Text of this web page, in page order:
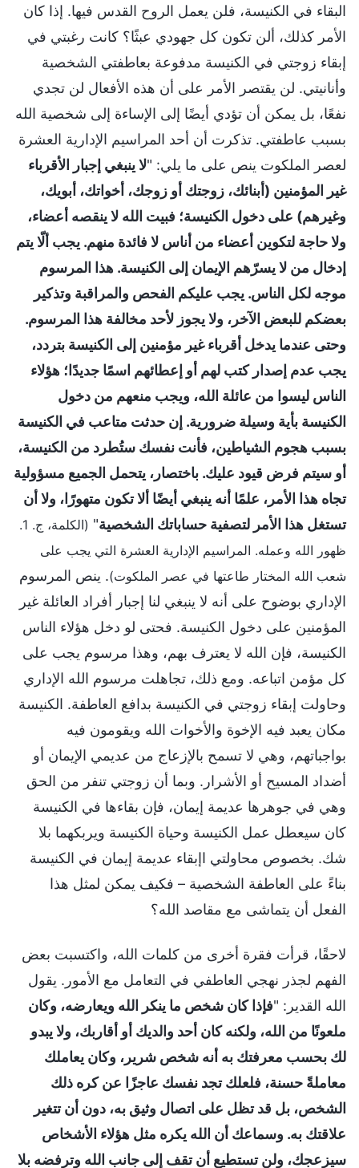
البقاء في الكنيسة، فلن يعمل الروح القدس فيها. إذا كان
الأمر كذلك، ألن تكون كل جهودي عبثًا؟ كانت رغبتي في
إبقاء زوجتي في الكنيسة مدفوعة بعاطفتي الشخصية
وأنانيتي. لن يقتصر الأمر على أن هذه الأفعال لن تجدي
نفعًا، بل يمكن أن تؤدي أيضًا إلى الإساءة إلى شخصية الله
بسبب عاطفتي. تذكرت أن أحد المراسيم الإدارية العشرة
لعصر الملكوت ينص على ما يلي: "لا ينبغي إجبار الأقرباء
غير المؤمنين (أبنائك، زوجتك أو زوجك، أخواتك، أبويك،
وغيرهم) على دخول الكنيسة؛ فبيت الله لا ينقصه أعضاء،
ولا حاجة لتكوين أعضاء من أناس لا فائدة منهم. يجب ألّا يتم
إدخال من لا يسرّهم الإيمان إلى الكنيسة. هذا المرسوم
موجه لكل الناس. يجب عليكم الفحص والمراقبة وتذكير
بعضكم للبعض الآخر، ولا يجوز لأحد مخالفة هذا المرسوم.
وحتى عندما يدخل أقرباء غير مؤمنين إلى الكنيسة بتردد،
يجب عدم إصدار كتب لهم أو إعطائهم اسمًا جديدًا؛ هؤلاء
الناس ليسوا من عائلة الله، ويجب منعهم من دخول
الكنيسة بأية وسيلة ضرورية. إن حدثت متاعب في الكنيسة
بسبب هجوم الشياطين، فأنت نفسك ستُطرد من الكنيسة،
أو سيتم فرض قيود عليك. باختصار، يتحمل الجميع مسؤولية
تجاه هذا الأمر، علمًا أنه ينبغي أيضًا ألا تكون متهورًا، ولا أن
تستغل هذا الأمر لتصفية حساباتك الشخصية"
(الكلمة، ج. 1.
ظهور الله وعمله. المراسيم الإدارية العشرة التي يجب على
شعب الله المختار طاعتها في عصر الملكوت). ينص المرسوم
الإداري بوضوح على أنه لا ينبغي لنا إجبار أفراد العائلة غير
المؤمنين على دخول الكنيسة. فحتى لو دخل هؤلاء الناس
الكنيسة، فإن الله لا يعترف بهم، وهذا مرسوم يجب على
كل مؤمن اتباعه. ومع ذلك، تجاهلت مرسوم الله الإداري
وحاولت إبقاء زوجتي في الكنيسة بدافع العاطفة. الكنيسة
مكان يعبد فيه الإخوة والأخوات الله ويقومون فيه
بواجباتهم، وهي لا تسمح بالإزعاج من عديمي الإيمان أو
أضداد المسيح أو الأشرار. وبما أن زوجتي تنفر من الحق
وهي في جوهرها عديمة إيمان، فإن بقاءها في الكنيسة
كان سيعطل عمل الكنيسة وحياة الكنيسة ويربكهما بلا
شك. بخصوص محاولتي اإبقاء عديمة إيمان في الكنيسة
بناءً على العاطفة الشخصية – فكيف يمكن لمثل هذا
الفعل أن يتماشى مع مقاصد الله؟
لاحقًا، قرأت فقرة أخرى من كلمات الله، واكتسبت بعض
الفهم لجذر نهجي العاطفي في التعامل مع الأمور. يقول
الله القدير: "فإذا كان شخص ما ينكر الله ويعارضه، وكان
ملعونًا من الله، ولكنه كان أحد والديك أو أقاربك، ولا يبدو
لك بحسب معرفتك به أنه شخص شرير، وكان يعاملك
معاملةً حسنة، فلعلك تجد نفسك عاجزًا عن كره ذلك
الشخص، بل قد تظل على اتصال وثيق به، دون أن تتغير
علاقتك به. وسماعك أن الله يكره مثل هؤلاء الأشخاص
سيزعجك، ولن تستطيع أن تقف إلى جانب الله وترفضه بلا